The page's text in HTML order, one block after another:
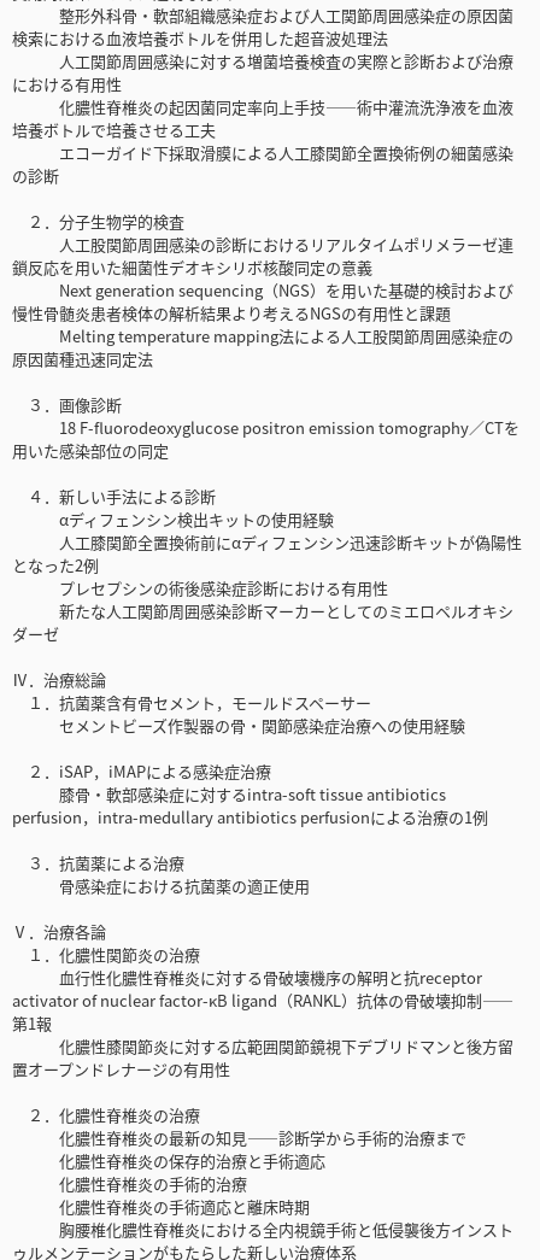
整形外科骨・軟部組織感染症および人工関節周囲感染症の原因菌
検索における血液培養ボトルを併用した超音波処理法
人工関節周囲感染に対する増菌培養検査の実際と診断および治療
における有用性
化膿性脊椎炎の起因菌同定率向上手技――術中灌流洗浄液を血液
培養ボトルで培養させる工夫
エコーガイド下採取滑膜による人工膝関節全置換術例の細菌感染
の診断
２．分子生物学的検査
人工股関節周囲感染の診断におけるリアルタイムポリメラーゼ連
鎖反応を用いた細菌性デオキシリボ核酸同定の意義
Next generation sequencing（NGS）を用いた基礎的検討および
慢性骨髄炎患者検体の解析結果より考えるNGSの有用性と課題
Melting temperature mapping法による人工股関節周囲感染症の
原因菌種迅速同定法
３．画像診断
18 F-fluorodeoxyglucose positron emission tomography／CTを
用いた感染部位の同定
４．新しい手法による診断
αディフェンシン検出キットの使用経験
人工膝関節全置換術前にαディフェンシン迅速診断キットが偽陽性
となった2例
プレセプシンの術後感染症診断における有用性
新たな人工関節周囲感染診断マーカーとしてのミエロペルオキシ
ダーゼ
Ⅳ．治療総論
１．抗菌薬含有骨セメント，モールドスペーサー
セメントビーズ作製器の骨・関節感染症治療への使用経験
２．iSAP，iMAPによる感染症治療
膝骨・軟部感染症に対するintra-soft tissue antibiotics
perfusion，intra-medullary antibiotics perfusionによる治療の1例
３．抗菌薬による治療
骨感染症における抗菌薬の適正使用
Ⅴ．治療各論
１．化膿性関節炎の治療
血行性化膿性脊椎炎に対する骨破壊機序の解明と抗receptor
activator of nuclear factor-κB ligand（RANKL）抗体の骨破壊抑制――
第1報
化膿性膝関節炎に対する広範囲関節鏡視下デブリドマンと後方留
置オープンドレナージの有用性
２．化膿性脊椎炎の治療
化膿性脊椎炎の最新の知見――診断学から手術的治療まで
化膿性脊椎炎の保存的治療と手術適応
化膿性脊椎炎の手術的治療
化膿性脊椎炎の手術適応と離床時期
胸腰椎化膿性脊椎炎における全内視鏡手術と低侵襲後方インスト
ゥルメンテーションがもたらした新しい治療体系